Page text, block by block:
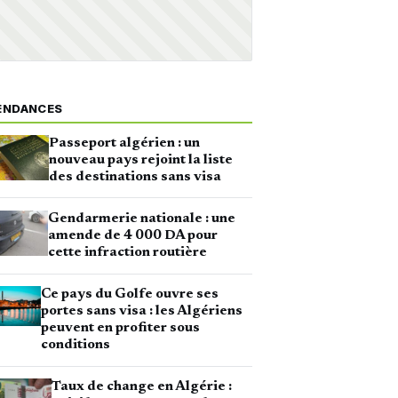
Passeport algérien : un
nouveau pays rejoint la liste
des destinations sans visa
Gendarmerie nationale : une
amende de 4 000 DA pour
cette infraction routière
Ce pays du Golfe ouvre ses
portes sans visa : les Algériens
peuvent en profiter sous
conditions
Taux de change en Algérie :